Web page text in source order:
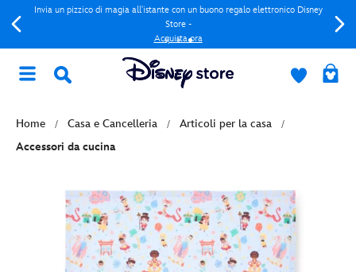
Invia un pizzico di magia all'istante con un buono regalo elettronico Disney
Store -
Acquista ora
Home Casa e Cancelleria
Articoli per la casa
Accessori da cucina